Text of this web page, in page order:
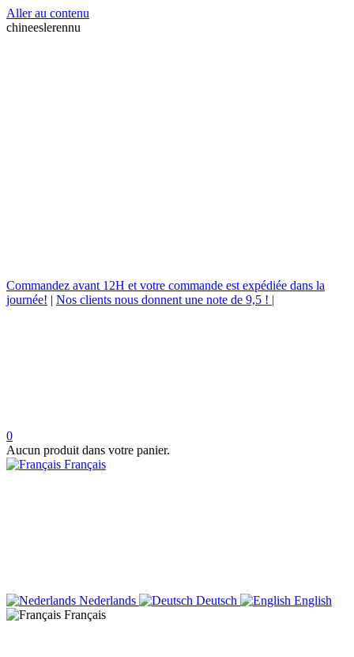
Aller au contenu
chineeslerennu
Commandez avant 12H et votre commande est expédiée dans la
journée! | Nos clients nous donnent une note de 9,5 ! |
0
Aucun produit dans votre panier.
Français
Nederlands Deutsch
English
Français